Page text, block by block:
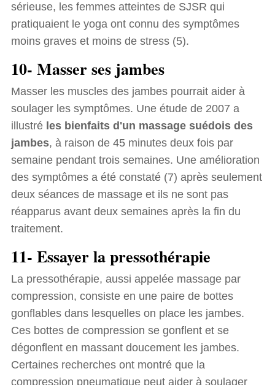
sérieuse, les femmes atteintes de SJSR qui
pratiquaient le yoga ont connu des symptômes
moins graves et moins de stress (5).
10- Masser ses jambes
Masser les muscles des jambes pourrait aider à
soulager les symptômes. Une étude de 2007 a
illustré les bienfaits d'un massage suédois des
jambes, à raison de 45 minutes deux fois par
semaine pendant trois semaines. Une amélioration
des symptômes a été constaté (7) après seulement
deux séances de massage et ils ne sont pas
réapparus avant deux semaines après la fin du
traitement.
11- Essayer la pressothérapie
La pressothérapie, aussi appelée massage par
compression, consiste en une paire de bottes
gonflables dans lesquelles on place les jambes.
Ces bottes de compression se gonflent et se
dégonflent en massant doucement les jambes.
Certaines recherches ont montré que la
compression pneumatique peut aider à soulager